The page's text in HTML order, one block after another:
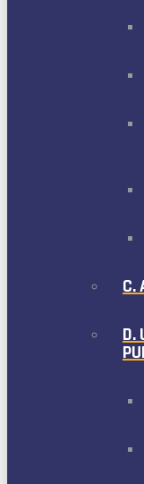
C.
D.